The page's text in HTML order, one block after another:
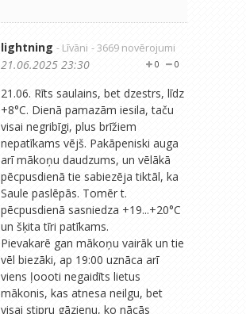
lightning - Līvāni - 3669 novērojumi
0
0
21.06.2025 23:30
21.06. Rīts saulains, bet dzestrs, līdz
+8°C. Dienā pamazām iesila, taču
visai negribīgi, plus brīžiem
nepatīkams vējš. Pakāpeniski auga
arī mākoņu daudzums, un vēlākā
pēcpusdienā tie sabiezēja tiktāl, ka
Saule paslēpās. Tomēr t.
pēcpusdienā sasniedza +19...+20°C
un šķita tīri patīkams.
Pievakarē gan mākoņu vairāk un tie
vēl biezāki, ap 19:00 uznāca arī
viens ļoooti negaidīts lietus
mākonis, kas atnesa neilgu, bet
visai stipru gāzienu, ko nācās